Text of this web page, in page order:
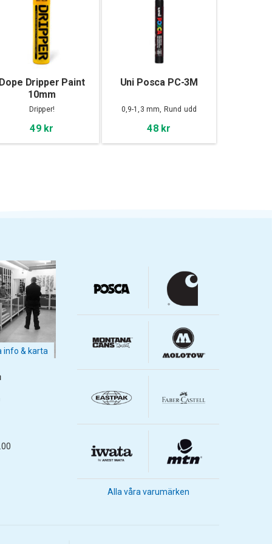
Dripper Paint
10mm
Dripper!
49 kr
Uni Posca PC-3M
0,9-1,3 mm, Rund udd
48 kr
info & karta
Alla våra varumärken